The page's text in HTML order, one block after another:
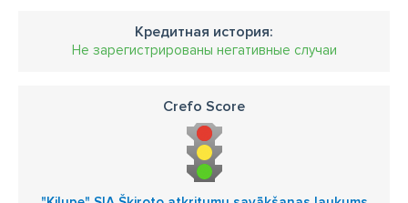
Кредитная история:
Не зарегистрированы негативные случаи
Crefo Score